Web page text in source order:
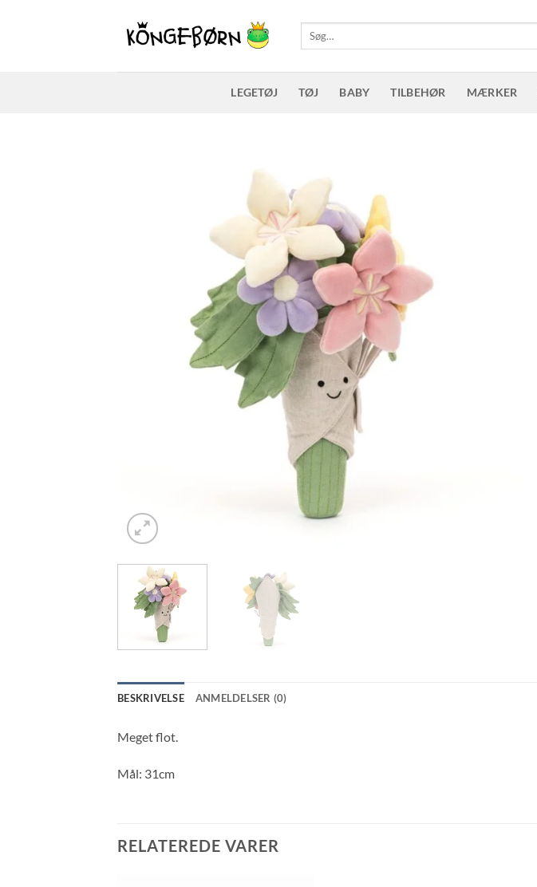
Søg
efter:
LEGETØJ TØJ BABY TILBEHØR MÆRKER
BESKRIVELSE ANMELDELSER (0)
Meget flot.
Mål: 31cm
RELATEREDE VARER